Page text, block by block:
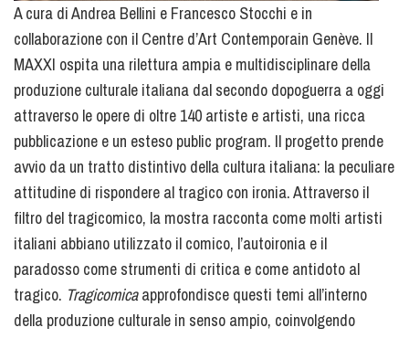
A cura di Andrea Bellini e Francesco Stocchi e in
collaborazione con il Centre d’Art Contemporain Genève. Il
MAXXI ospita una rilettura ampia e multidisciplinare della
produzione culturale italiana dal secondo dopoguerra a oggi
attraverso le opere di oltre 140 artiste e artisti, una ricca
pubblicazione e un esteso public program. Il progetto prende
avvio da un tratto distintivo della cultura italiana: la peculiare
attitudine di rispondere al tragico con ironia. Attraverso il
filtro del tragicomico, la mostra racconta come molti artisti
italiani abbiano utilizzato il comico, l’autoironia e il
paradosso come strumenti di critica e come antidoto al
tragico. Tragicomicaapprofondisce questi temi all’interno
della produzione culturale in senso ampio, coinvolgendo